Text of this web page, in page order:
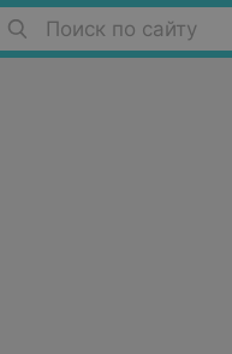
Поиск по сайту